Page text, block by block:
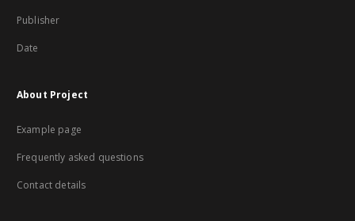
Publisher
Date
About Project
Example page
Frequently asked questions
Contact details